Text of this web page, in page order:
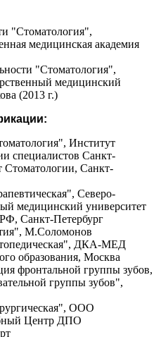
"Стоматология",
медицинская академия
"Стоматология",
медицинский
(2013 г.)
Институт
специалистов Санкт-
Стоматологии, Санкт-
Северо-
медицинский университет
Санкт-Петербург
М.Соломонов
ДКА-МЕД
образования, Москва
фронтальной группы зубов,
группы зубов",
ООО
Центр ДПО